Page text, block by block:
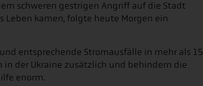
schweren gestrigen Angriff auf die Stadt
Leben kamen, folgte heute Morgen ein
entsprechende Stromausfälle in mehr als 15
in der Ukraine zusätzlich und behindern die
enorm.